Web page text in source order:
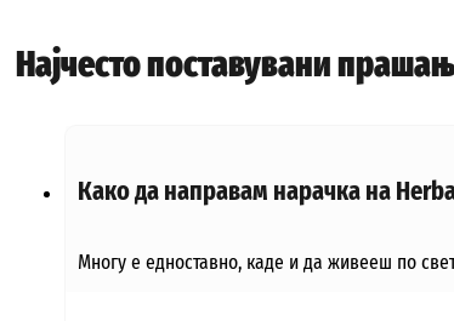
Најчесто поставувани
Како да направам нарачка на
Многу е едноставно, каде и да живееш по